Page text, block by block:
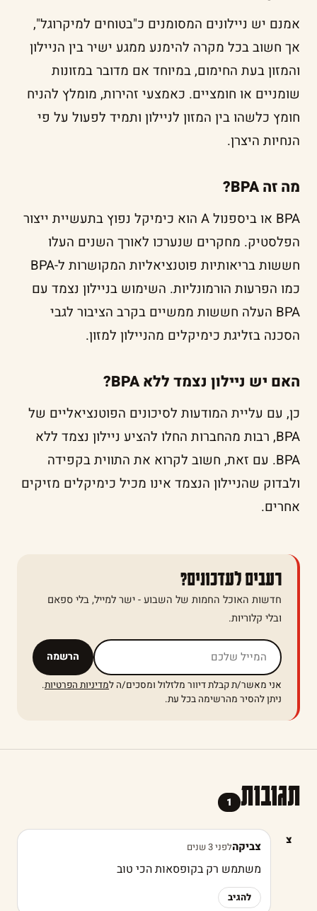
אמנם יש ניילונים המסומנים כ"בטוחים למיקרוגל",
אך חשוב בכל מקרה להימנע ממגע ישיר בין הניילון
והמזון בעת החימום, במיוחד אם מדובר במזונות
שומניים או חומציים. כאמצעי זהירות, מומלץ להניח
חומץ כלשהו בין המזון לניילון ותמיד לפעול על פי
הנחיות היצרן.
מה זה BPA?
BPA או ביספנול A הוא כימיקל נפוץ בתעשיית ייצור
הפלסטיק. מחקרים שנערכו לאורך השנים העלו
חששות בריאותיות פוטנציאליות המקושרות ל-BPA
כמו הפרעות הורמונליות. השימוש בניילון נצמד עם
BPA העלה חששות ממשיים בקרב הציבור לגבי
הסכנה בזליגת כימיקלים מהניילון למזון.
האם יש ניילון נצמד ללא BPA?
כן, עם עליית המודעות לסיכונים הפוטנציאליים של
BPA, רבות מהחברות החלו להציע ניילון נצמד ללא
BPA. עם זאת, חשוב לקרוא את התווית בקפידה
ולבדוק שהניילון הנצמד אינו מכיל כימיקלים מזיקים
אחרים.
רעבים לעדכונים?
חדשות האוכל החמות של השבוע - ישר למייל, בלי ספאם
ובלי קלוריות.
הרשמה אל תמלאו שדה זה
אני מאשר/ת קבלת דיוור מלזלול ומסכים/ה למדיניות הפרטיות.
ניתן להסיר מהרשימה בכל עת.
תגובות 1
צ צביקהלפני 3 שנים
משתמש רק בקופסאות הכי טוב
להגיב